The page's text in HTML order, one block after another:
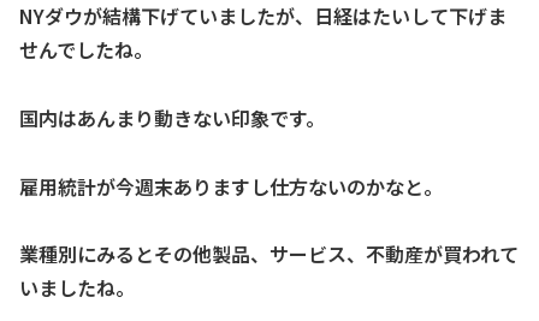
NYダウが結構下げていましたが、日経はたいして下げま
せんでしたね。
国内はあんまり動きない印象です。
雇用統計が今週末ありますし仕方ないのかなと。
業種別にみるとその他製品、サービス、不動産が買われて
いましたね。